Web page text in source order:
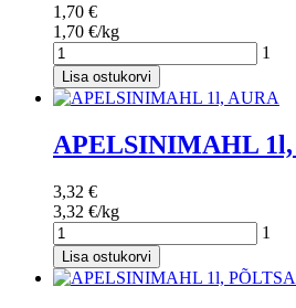
1,70 €
1,70 €/kg
1
Lisa ostukorvi
APELSINIMAHL 1l,
3,32 €
3,32 €/kg
1
Lisa ostukorvi